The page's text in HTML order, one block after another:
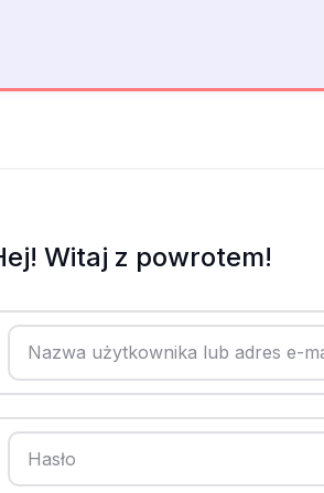
Witaj z powrotem!